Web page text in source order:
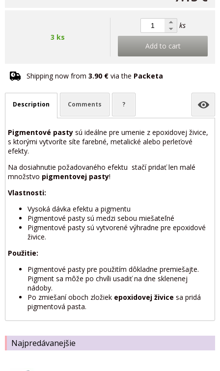
Najpredávanejšie
3 ks
ks
Add to cart
Shipping now from 3.90 € via the Packeta
Description Comments ?
Pigmentové pasty sú ideálne pre umenie z epoxidovej živice,
s ktorými vytvoríte síte farebné, metalické alebo perleťové
efekty.
Na dosiahnutie požadovaného efektu stačí pridať len malé
množstvo pigmentovej pasty!
Vlastnosti:
Vysoká dávka efektu a pigmentu
Pigmentové pasty sú medzi sebou miešateľné
Pigmentové pasty sú vytvorené výhradne pre epoxidové
živice.
Použitie:
Pigmentové pasty pre použitím dôkladne premiešajte.
Pigment sa môže po chvíli usadiť na dne sklenenej
nádoby.
Po zmiešaní oboch zložiek epoxidovej živice sa pridá
pigmentová pasta.